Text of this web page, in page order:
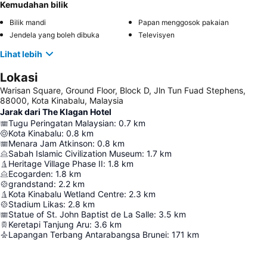
Kemudahan bilik
Bilik mandi
Papan menggosok pakaian
Jendela yang boleh dibuka
Televisyen
Lihat lebih
Lokasi
Warisan Square, Ground Floor, Block D, Jln Tun Fuad Stephens,
88000, Kota Kinabalu, Malaysia
Jarak dari The Klagan Hotel
Tugu Peringatan Malaysian: 0.7 km
Kota Kinabalu: 0.8 km
Menara Jam Atkinson: 0.8 km
Sabah Islamic Civilization Museum: 1.7 km
Heritage Village Phase II: 1.8 km
Ecogarden: 1.8 km
grandstand: 2.2 km
Kota Kinabalu Wetland Centre: 2.3 km
Stadium Likas: 2.8 km
Statue of St. John Baptist de La Salle: 3.5 km
Keretapi Tanjung Aru: 3.6 km
Lapangan Terbang Antarabangsa Brunei: 171 km